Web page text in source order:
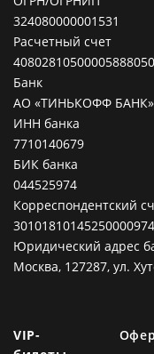
324080000001531
Расчетный счет
40802810500005888050
Банк
АО «ТИНЬКОФФ БАНК»
ИНН банка
7710140679
БИК банка
044525974
Корреспондентский
30101810145250000974
Юридический адрес
Москва, 127287, ул.
VIP-